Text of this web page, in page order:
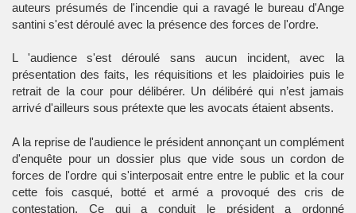
auteurs présumés de l'incendie qui a ravagé le bureau d'Ange
santini s'est déroulé avec la présence des forces de l'ordre.
L 'audience s'est déroulé sans aucun incident, avec la
présentation des faits, les réquisitions et les plaidoiries puis le
retrait de la cour pour délibérer. Un délibéré qui n’est jamais
arrivé d'ailleurs sous prétexte que les avocats étaient absents.
A la reprise de l'audience le président annonçant un complément
d'enquête pour un dossier plus que vide sous un cordon de
forces de l'ordre qui s'interposait entre entre le public et la cour
cette fois casqué, botté et armé a provoqué des cris de
contestation. Ce qui a conduit le président a ordonné